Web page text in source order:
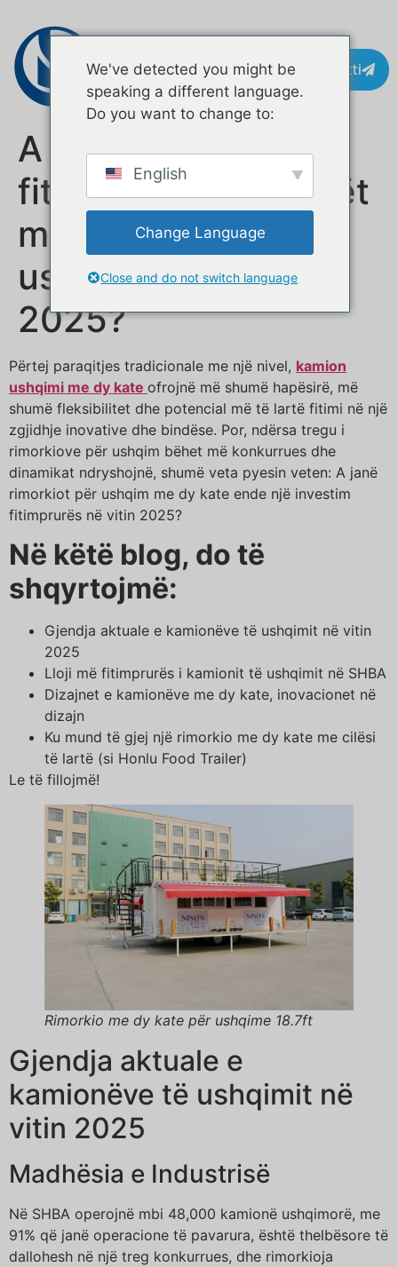
Kontakti
A janë ende
fitimprurës kamionët
me dy kate për
ushqim në vitin
2025?
Përtej paraqitjes tradicionale me një nivel, kamion
ushqimi me dy kate ofrojnë më shumë hapësirë, më
shumë fleksibilitet dhe potencial më të lartë fitimi në një
zgjidhje inovative dhe bindëse. Por, ndërsa tregu i
rimorkiove për ushqim bëhet më konkurrues dhe
dinamikat ndryshojnë, shumë veta pyesin veten: A janë
rimorkiot për ushqim me dy kate ende një investim
fitimprurës në vitin 2025?
Në këtë blog, do të
shqyrtojmë:
Gjendja aktuale e kamionëve të ushqimit në vitin
2025
Lloji më fitimprurës i kamionit të ushqimit në SHBA
Dizajnet e kamionëve me dy kate, inovacionet në
dizajn
Ku mund të gjej një rimorkio me dy kate me cilësi
të lartë (si Honlu Food Trailer)
Le të fillojmë!
Rimorkio me dy kate për ushqime 18.7ft
Gjendja aktuale e
kamionëve të ushqimit në
vitin 2025
Madhësia e Industrisë
Në SHBA operojnë mbi 48,000 kamionë ushqimorë, me
91% që janë operacione të pavarura, është thelbësore të
dallohesh në një treg konkurrues, dhe rimorkioja
We've detected you might be
speaking a different language.
Do you want to change to:
English
Change Language
Close and do not switch language